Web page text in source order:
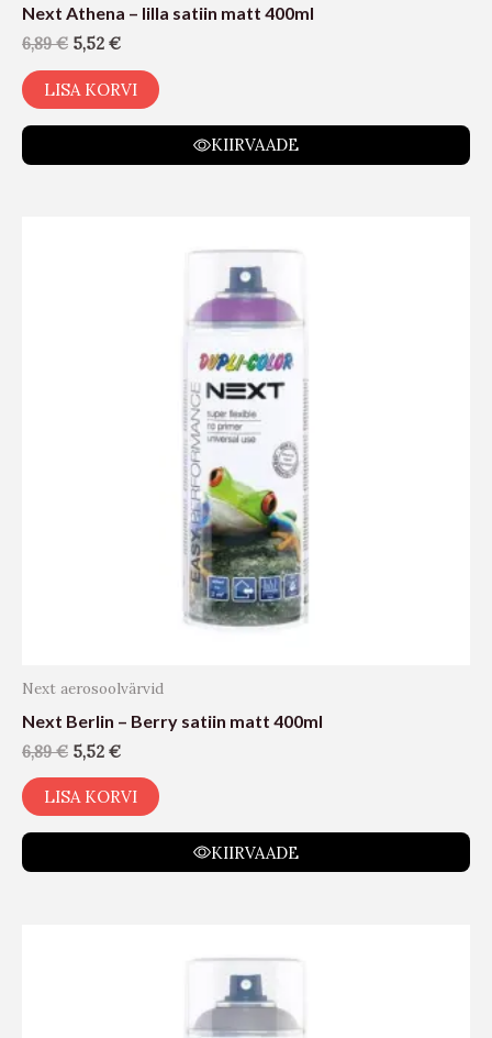
Next Athena – lilla satiin matt 400ml
6,89€ 5,52 €
LISA KORVI
KIIRVAADE
Next aerosoolvärvid
Next Berlin – Berry satiin matt 400ml
6,89€ 5,52 €
LISA KORVI
KIIRVAADE